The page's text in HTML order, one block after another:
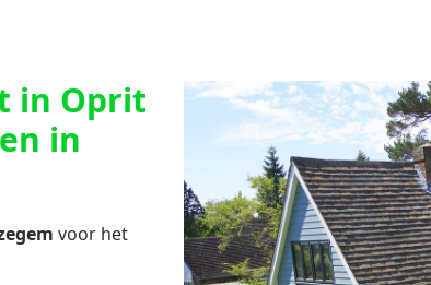
in Oprit
in
voor het